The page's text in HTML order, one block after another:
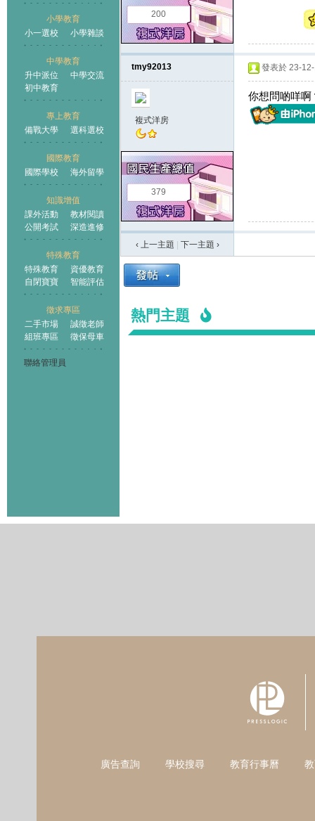
小學教育
小一選校
小學雜談
中學教育
升中派位
中學交流
初中教育
專上教育
備戰大學
選科選校
國際教育
國際學校
海外留學
知識增值
課外活動
教材閱讀
公開考試
深造進修
特殊教育
特殊教育
資優教育
自閉寶寶
智能評估
徵求專區
二手市場
誠徵老師
組班專區
徵保母車
聯絡管理員
200
tmy92013
複式洋房
379
發表於 23-
你想問啲咩啊
‹ 上一主題 下一主題 ›
熱門主題
廣告查詢 學校搜尋 教育行事曆